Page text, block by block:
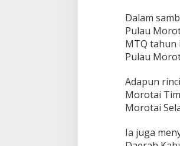
G
A
N
P
O
R
T
E
H
A
Dalam
Pulau
MTQ tahun
Pulau
Adapun
Morotai
Morotai
Ia juga